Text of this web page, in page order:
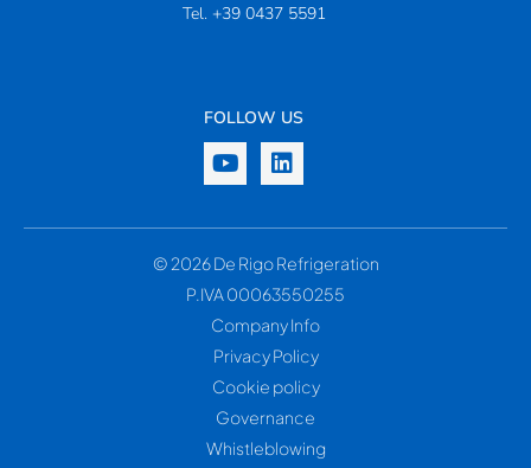
Tel. +39 0437 5591
FOLLOW US
© 2026 De Rigo Refrigeration
P.IVA 00063550255
Company Info
Privacy Policy
Cookie policy
Governance
Whistleblowing